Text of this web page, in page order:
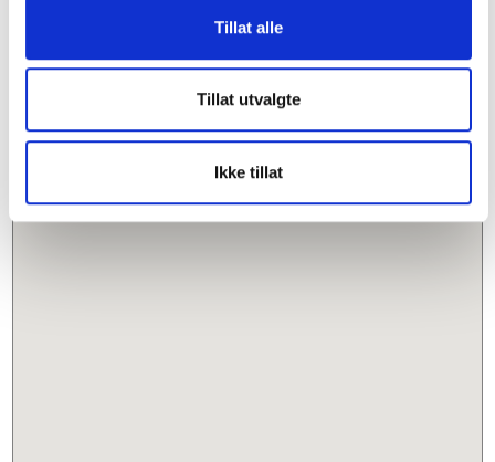
Tillat alle
Tillat utvalgte
Ikke tillat